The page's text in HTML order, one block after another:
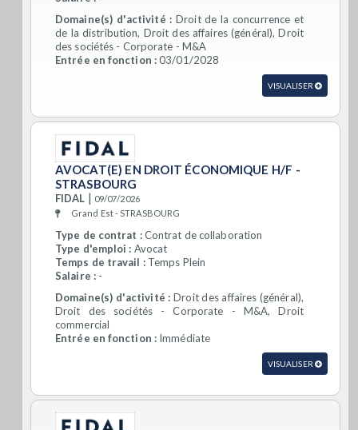
Domaine(s) d'activité : Droit de la concurrence et
de la distribution, Droit des affaires (général), Droit
des sociétés - Corporate - M&A
Entrée en fonction :03/01/2028
VISUALISER
AVOCAT(E) EN DROIT ÉCONOMIQUE H/F -
STRASBOURG
FIDAL | 09/07/2026
Grand Est - STRASBOURG
Type de contrat :Contrat de collaboration
Type d'emploi : Avocat
Temps de travail :Temps Plein
Salaire :-
Domaine(s) d'activité : Droit des affaires (général),
Droit des sociétés - Corporate - M&A, Droit
commercial
Entrée en fonction : Immédiate
VISUALISER